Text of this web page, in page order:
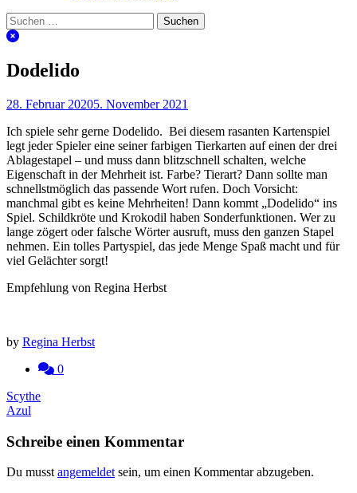
Suchen
nach:
Dodelido
28. Februar 20205. November 2021
Ich spiele sehr gerne Dodelido. Bei diesem rasanten Kartenspiel
legt jeder Spieler eine seiner farbigen Tierkarten auf einen der drei
Ablagestapel – und muss dann blitzschnell schalten, welche
Eigenschaft in der Mehrheit ist. Farbe? Tierart? Dann sollte man
schnellstmöglich das passende Wort rufen. Doch Vorsicht:
manchmal gibt es keine Mehrheiten! Dann kommt „Dodelido“ ins
Spiel. Schildkröte und Krokodil haben Sonderfunktionen. Wer zu
lange zögert oder falsche Wörter ausruft, muss den ganzen Stapel
nehmen. Ein tolles Partyspiel, das jede Menge Spaß macht und für
viel Gelächter sorgt!
Empfehlung von Regina Herbst
by Regina Herbst
0
Beitragsnavigation
Scythe
Azul
Schreibe einen Kommentar
Du musst angemeldet sein, um einen Kommentar abzugeben.